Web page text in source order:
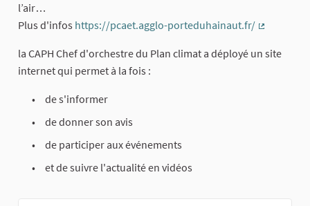
l’air…
Plus d'infos https://pcaet.agglo-porteduhainaut.fr/
la CAPH Chef d'orchestre du Plan climat a déployé un site
internet qui permet à la fois :
de s'informer
de donner son avis
de participer aux événements
et de suivre l'actualité en vidéos